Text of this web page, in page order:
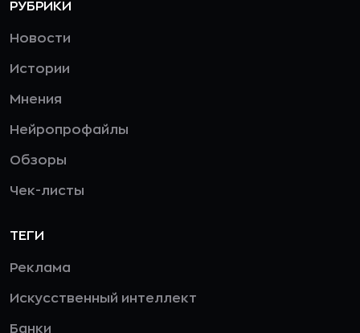
РУБРИКИ
Новости
Истории
Мнения
Нейропрофайлы
Обзоры
Чек-листы
ТЕГИ
Реклама
Искусственный интеллект
Банки